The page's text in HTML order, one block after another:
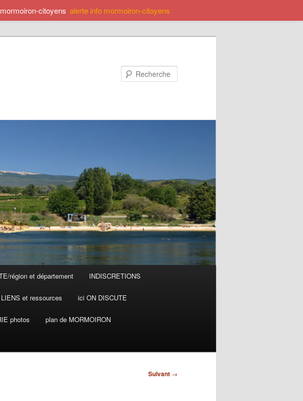
région et département INDISCRETIONS
LIENS et ressources ici ON DISCUTE
photos plan de MORMOIRON
Suivant →
citoyens alerte info mormoiron-citoyens